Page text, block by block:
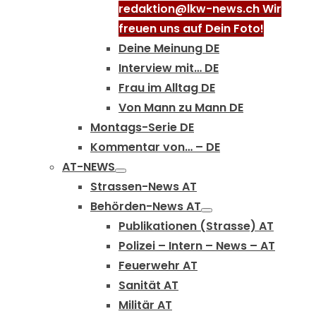
redaktion@lkw-news.ch Wir
freuen uns auf Dein Foto!
Deine Meinung DE
Interview mit… DE
Frau im Alltag DE
Von Mann zu Mann DE
Montags-Serie DE
Kommentar von… – DE
AT-NEWS
Strassen-News AT
Behörden-News AT
Publikationen (Strasse) AT
Polizei – Intern – News – AT
Feuerwehr AT
Sanität AT
Militär AT